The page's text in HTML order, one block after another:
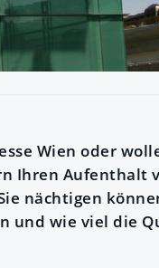
Wien oder
Ihren Aufenthalt
nächtigen
und wie viel die